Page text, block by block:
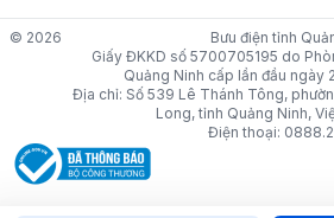
© 2026
Bưu điện tỉnh
Giấy ĐKKD số 5700705195 do
Quảng Ninh cấp lần đầu ngày
Địa chỉ: Số 539 Lê Thánh Tông,
Long, tỉnh Quảng Ninh,
Điện thoại: